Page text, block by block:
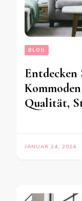
BLOG
Entdecken
Qualität,
JANUAR 24, 2024